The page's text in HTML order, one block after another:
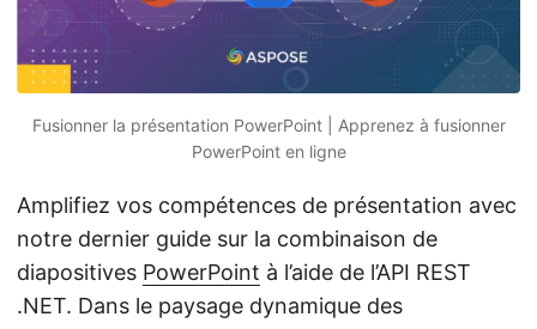
Fusionner la présentation PowerPoint | Apprenez à fusionner
PowerPoint en ligne
Amplifiez vos compétences de présentation avec
notre dernier guide sur la combinaison de
diapositives PowerPoint à l’aide de l’API REST
.NET. Dans le paysage dynamique des